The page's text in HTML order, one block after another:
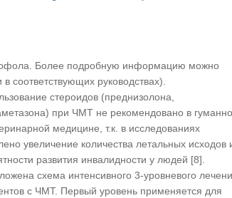
Более подробную информацию можно
в соответствующих руководствах).
стероидов (преднизолона,
при ЧМТ не рекомендовано в
медицине, т.к. в исследованиях
увеличение количества летальных исходов
развития инвалидности у людей [8].
схема интенсивного 3-уровневого
с ЧМТ. Первый уровень применяется для